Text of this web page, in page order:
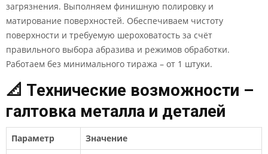
загрязнения. Выполняем финишную полировку и
матирование поверхностей. Обеспечиваем чистоту
поверхности и требуемую шероховатость за счёт
правильного выбора абразива и режимов обработки.
Работаем без минимального тиража – от 1 штуки.
📐 Технические возможности –
галтовка металла и деталей
Параметр
Значение